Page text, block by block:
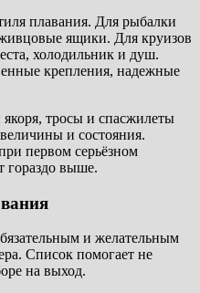
плавания. Для рыбалки
ящики. Для круизов
холодильник и душ.
крепления, надежные
тросы и спасжилеты
и состояния.
первом серьёзном
гораздо выше.
и желательным
Список помогает не
на выход.